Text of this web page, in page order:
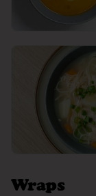
Wraps